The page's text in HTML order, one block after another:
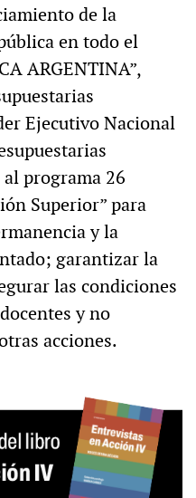
de la
en todo el
ARGENTINA”,
Ejecutivo Nacional
programa 26
Superior” para
y la
garantizar la
las condiciones
y no
acciones.